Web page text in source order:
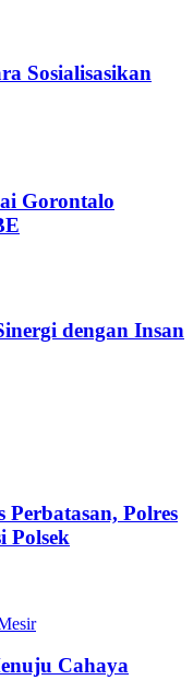
Sosialisasikan
Gorontalo
dengan Insan
Perbatasan, Polres
Polsek
Cahaya